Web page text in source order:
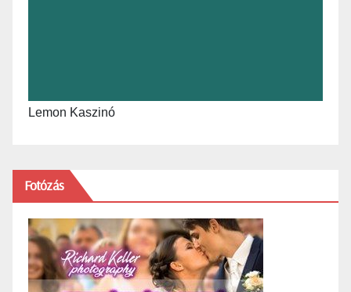
Lemon Kaszinó
Fotózás